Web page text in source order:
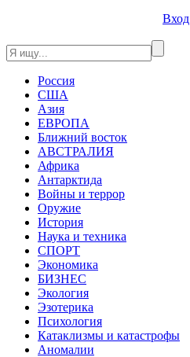
Вход
Россия
США
Азия
ЕВРОПА
Ближний восток
АВСТРАЛИЯ
Африка
Антарктида
Войны и террор
Оружие
История
Наука и техника
СПОРТ
Экономика
БИЗНЕС
Экология
Эзотерика
Психология
Катаклизмы и катастрофы
Аномалии